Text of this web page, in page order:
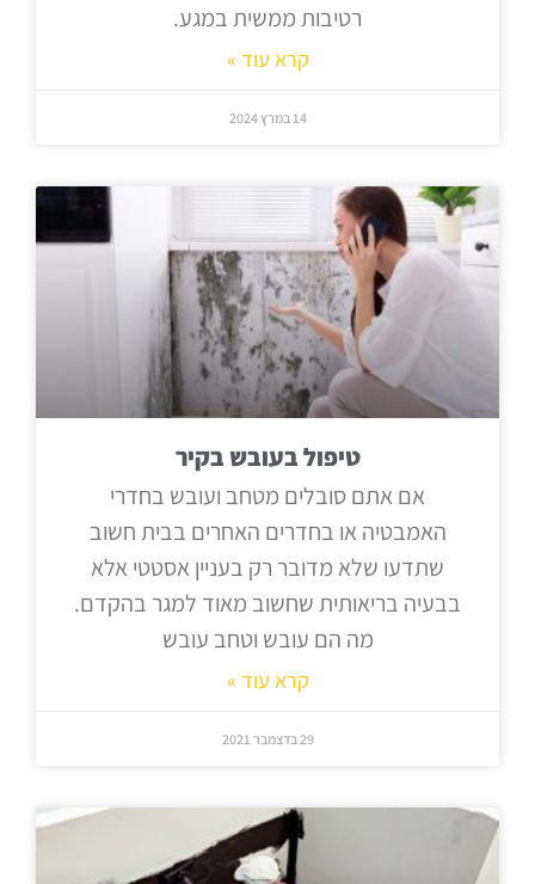
רטיבות ממשית במגע.
קרא עוד »
14 במרץ 2024
טיפול בעובש בקיר
אם אתם סובלים מטחב ועובש בחדרי
האמבטיה או בחדרים האחרים בבית חשוב
שתדעו שלא מדובר רק בעניין אסטטי אלא
בבעיה בריאותית שחשוב מאוד למגר בהקדם.
מה הם עובש וטחב עובש
קרא עוד »
29 בדצמבר 2021